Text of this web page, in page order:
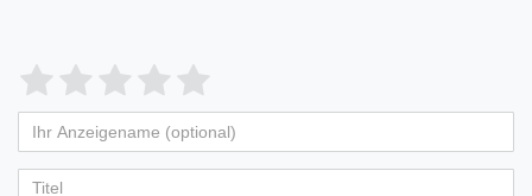
Bewertungssterne
von
5
4
von
5
3
von
5
2
von
5
1
von
5
Anzeigename